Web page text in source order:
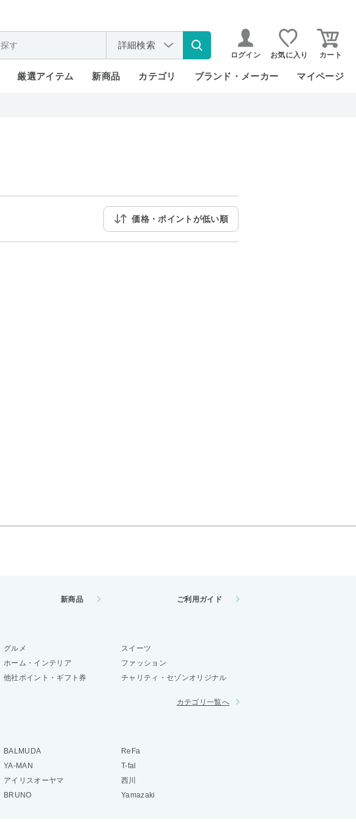
詳細検索
ログイン お気に入り カート
厳選アイテム 新商品 カテゴリ ブランド・メーカー マイページ
価格・ポイントが低い順
新商品 ご利用ガイド
グルメ
スイーツ
ホーム・インテリア
ファッション
他社ポイント・ギフト券 チャリティ・セゾンオリジナル
カテゴリ一覧へ
BALMUDA
ReFa
YA-MAN
T-fal
アイリスオーヤマ
西川
BRUNO Yamazaki